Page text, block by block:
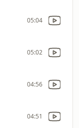
05:04
05:02
04:56
04:51